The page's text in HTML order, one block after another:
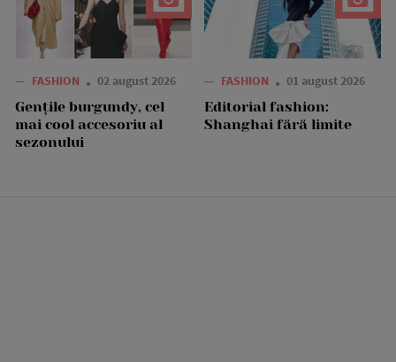
— FASHION 02 august 2026
Gențile burgundy, cel
mai cool accesoriu al
sezonului
— FASHION 01 august 2026
Editorial fashion:
Shanghai fără limite